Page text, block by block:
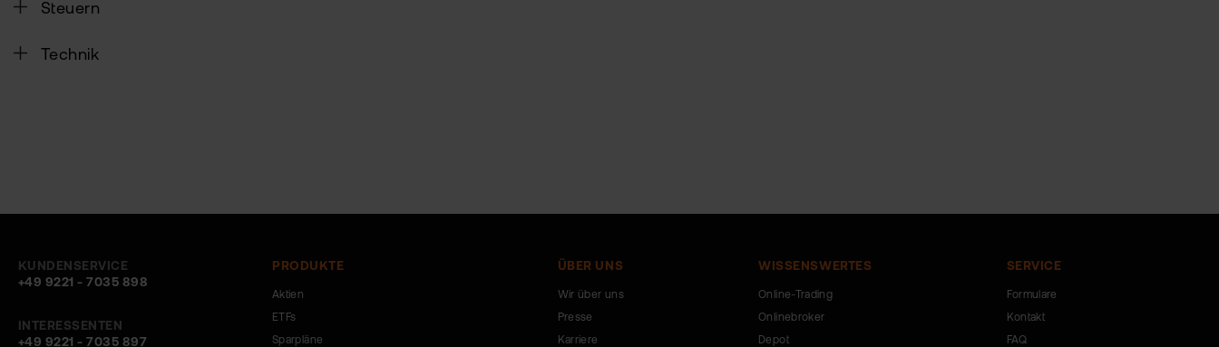
Steuern
Technik
KUNDENSERVICE
+49 9221 - 7035 898
INTERESSENTEN
+49 9221 - 7035 897
PRODUKTE
Aktien
ETFs
Sparpläne
ÜBER UNS
Wir über uns
Presse
Karriere
WISSENSWERTES
Online-Trading
Onlinebroker
Depot
SERVICE
Formulare
Kontakt
FAQ